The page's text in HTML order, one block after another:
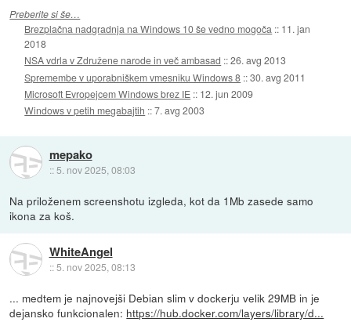
Preberite si še…
Brezplačna nadgradnja na Windows 10 še vedno mogoča :: 11. jan
2018
NSA vdrla v Združene narode in več ambasad ::26. avg 2013
Spremembe v uporabniškem vmesniku Windows 8 ::30. avg 2011
Microsoft Evropejcem Windows brez IE :: 12. jun 2009
Windows v petih megabajtih ::7. avg 2003
mepako
:: 5. nov 2025, 08:03
Na priloženem screenshotu izgleda, kot da 1Mb zasede samo
ikona za koš.
WhiteAngel
::5. nov 2025, 08:13
... medtem je najnovejši Debian slim v dockerju velik 29MB in je
dejansko funkcionalen: https://hub.docker.com/layers/library/d...